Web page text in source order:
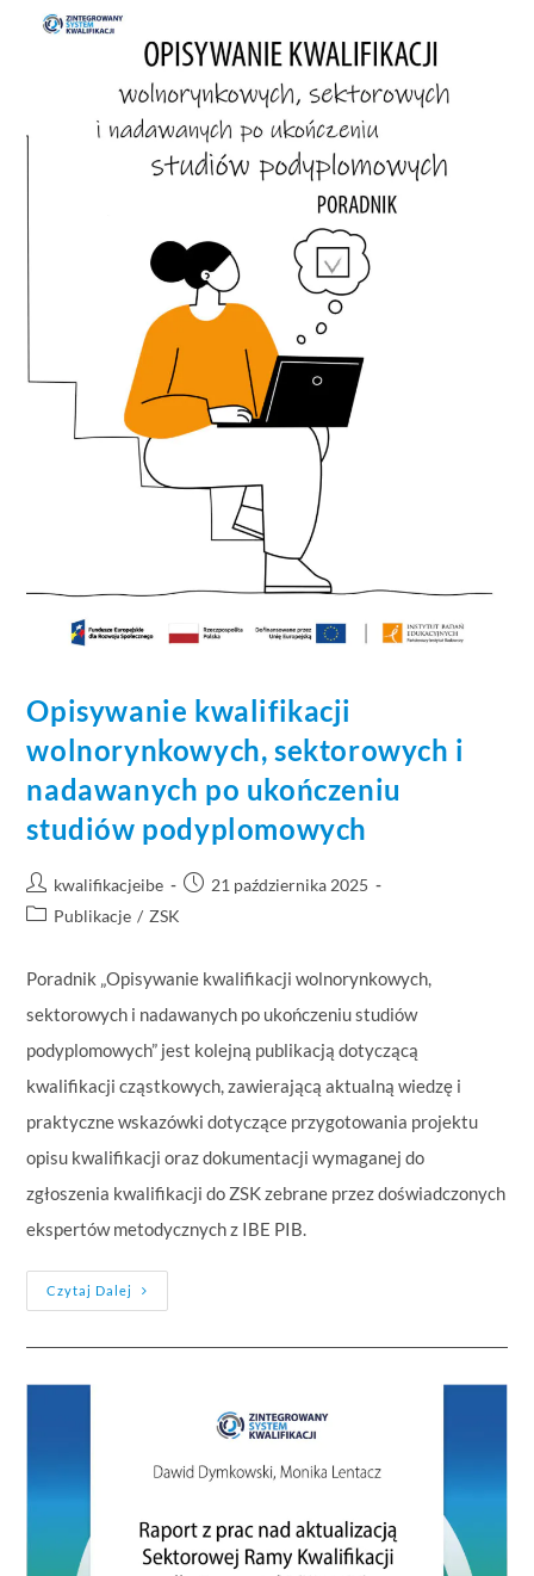
Opisywanie kwalifikacji
wolnorynkowych, sektorowych i
nadawanych po ukończeniu
studiów podyplomowych
kwalifikacjeibe
21 października 2025
Publikacje / ZSK
Poradnik „Opisywanie kwalifikacji wolnorynkowych,
sektorowych i nadawanych po ukończeniu studiów
podyplomowych” jest kolejną publikacją dotyczącą
kwalifikacji cząstkowych, zawierającą aktualną wiedzę i
praktyczne wskazówki dotyczące przygotowania projektu
opisu kwalifikacji oraz dokumentacji wymaganej do
zgłoszenia kwalifikacji do ZSK zebrane przez doświadczonych
ekspertów metodycznych z IBE PIB.
Czytaj Dalej